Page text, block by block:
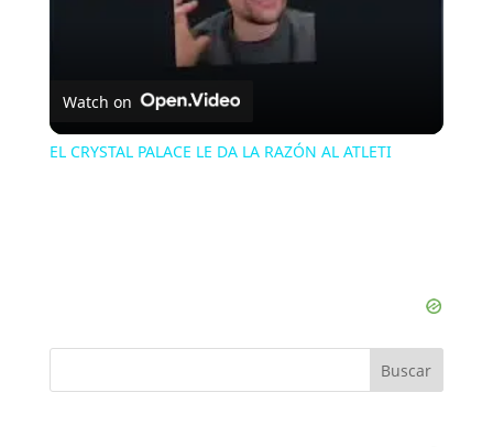
y
i
o
Watch on
EL CRYSTAL PALACE LE DA LA RAZÓN AL ATLETI